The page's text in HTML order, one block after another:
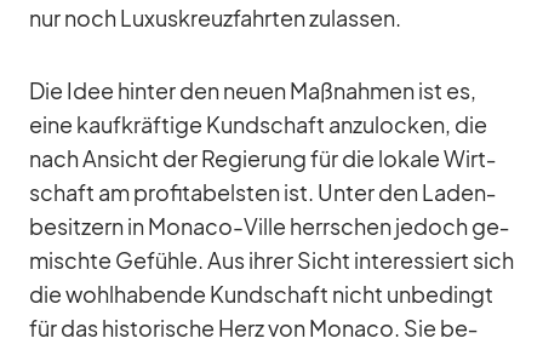
nur noch Lu­xus­kreuz­fahr­ten zu­las­sen.
Die Idee hin­ter den neuen Maß­nah­men ist es,
eine kauf­kräf­tige Kund­schaft an­zu­lo­cken, die
nach An­sicht der Re­gie­rung für die lo­kale Wirt­
schaft am pro­fi­ta­bels­ten ist. Un­ter den La­den­
be­sit­zern in Mo­naco-Ville herr­schen je­doch ge­
mischte Ge­fühle. Aus ih­rer Sicht in­ter­es­siert sich
die wohl­ha­bende Kund­schaft nicht un­be­dingt
für das his­to­ri­sche Herz von Mo­naco. Sie be­